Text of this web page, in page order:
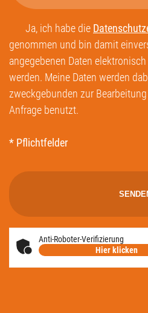
Ja, ich habe die
genommen und bin damit
angegebenen Daten
werden. Meine Daten werden
zweckgebunden zur
Anfrage benutzt.
* Pflichtfelder
Anti-Roboter-Verifizierung
Hier klicken